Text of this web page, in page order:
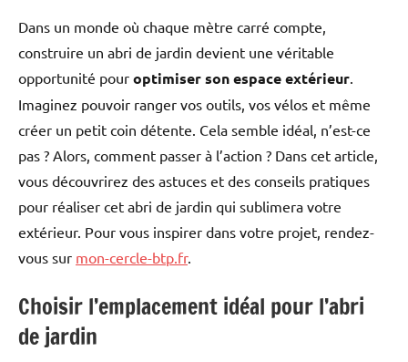
Dans un monde où chaque mètre carré compte,
construire un abri de jardin devient une véritable
opportunité pour optimiser son espace extérieur.
Imaginez pouvoir ranger vos outils, vos vélos et même
créer un petit coin détente. Cela semble idéal, n’est-ce
pas ? Alors, comment passer à l’action ? Dans cet article,
vous découvrirez des astuces et des conseils pratiques
pour réaliser cet abri de jardin qui sublimera votre
extérieur. Pour vous inspirer dans votre projet, rendez-
vous sur mon-cercle-btp.fr.
Choisir l’emplacement idéal pour l’abri
de jardin